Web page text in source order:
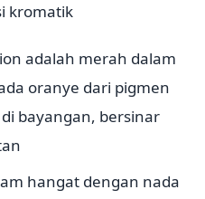
kromatik
adalah merah dalam
oranye dari pigmen
bayangan, bersinar
hangat dengan nada